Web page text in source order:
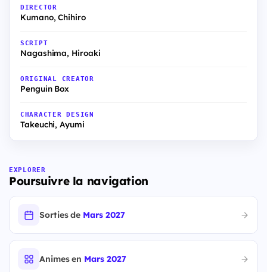
DIRECTOR
Kumano, Chihiro
SCRIPT
Nagashima, Hiroaki
ORIGINAL CREATOR
Penguin Box
CHARACTER DESIGN
Takeuchi, Ayumi
EXPLORER
Poursuivre la navigation
Sorties de Mars 2027
Animes en Mars 2027